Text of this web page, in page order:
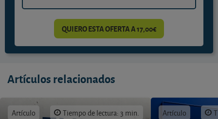
QUIERO ESTA OFERTA A 17,00€
Artículos relacionados
Artículo Tiempo de lectura: 3 min. Artículo